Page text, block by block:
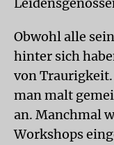
Obwohl alle
hinter sich
von
man malt
an. Manchmal
Workshops